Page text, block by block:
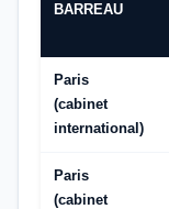
BARREAU
Paris
(cabinet
international)
Paris
(cabinet